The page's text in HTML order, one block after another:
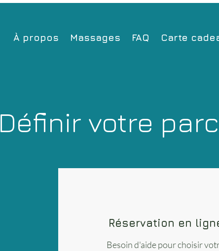
À propos Massages FAQ Carte
Définir votre
Réservation en
Besoin d'aide pour choisir